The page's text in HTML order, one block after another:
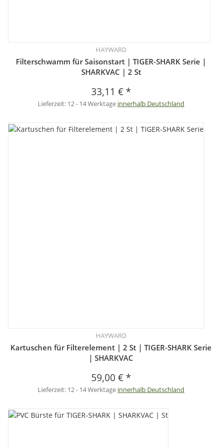
HAYWARD
Filterschwamm für Saisonstart | TIGER-SHARK Serie |
SHARKVAC | 2 St
33,11 € *
Lieferzeit: 12 - 14 Werktage innerhalb Deutschland
HAYWARD
Kartuschen für Filterelement | 2 St | TIGER-SHARK Serie
| SHARKVAC
59,00 € *
Lieferzeit: 12 - 14 Werktage innerhalb Deutschland